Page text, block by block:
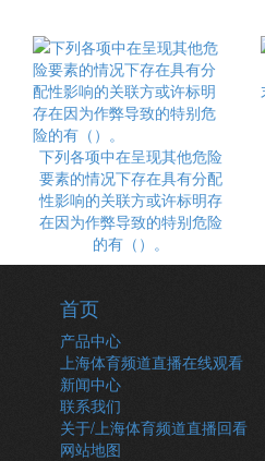
下列各项中在呈现其他危险
要素的情况下存在具有分配
性影响的关联方或许标明存
在因为作弊导致的特别危险
的有（）。
首页
产品中心
上海体育频道直播在线观看
新闻中心
联系我们
关于/上海体育频道直播回看
网站地图